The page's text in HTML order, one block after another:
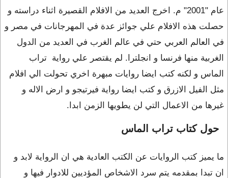
عام "2001" م. اخرج العديد من الافلام القصيرة اثناء دراسته و
حصلت هذه الافلام علي جوائز عدة في المهرجانات في مصر و
في العالم العربي حتي في عالم الغرب في العديد من الدول
الغربية منها فرنسا و انجلترا. لم يقتصر علي رواية تراب
الماس و لكنه كتب ايضا روايات مبهرة اخري تحولت الي افلام
مثل الفيل الازرق و كتب ايضا رواية فيرتيجو و ارض الاله و
غيرها من الاعمال التي لن يطويها الزمن ابدا.
حول كتاب تراب الماس
ما يميز كتب الروايات عن الكتب العادية هي ان الرواية لابد و
ان تبدا بمقدمه يتم سرد الاشخاص المؤديين للادوار فيها و